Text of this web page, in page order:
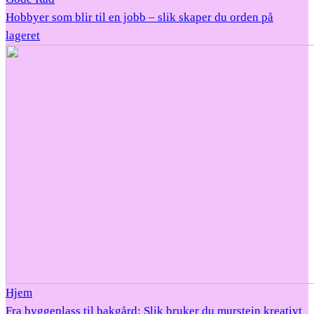
Hobbyer som blir til en jobb – slik skaper du orden på
lageret
Hjem
Fra byggeplass til bakgård: Slik bruker du murstein kreativt